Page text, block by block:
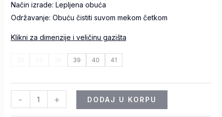
Način izrade: Lepljena obuća
Održavanje: Obuću čistiti suvom mekom četkom
Klikni za dimenzije i veličinu gazišta
39 40 41
- + DODAJ U KORPU